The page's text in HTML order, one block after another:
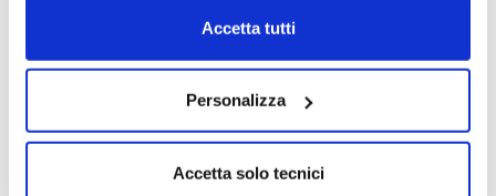
Accetta tutti
Personalizza
Accetta solo tecnici
loro indicazioni di trading
in modo da renderle